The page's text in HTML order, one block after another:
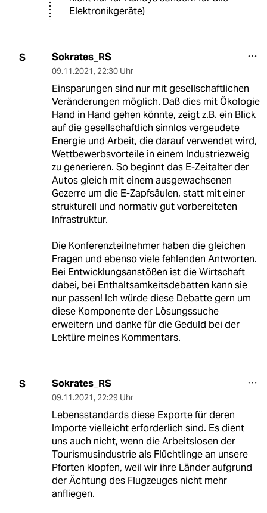
Elektronikgeräte)
S Sokrates_RS
09.11.2021, 22:30 Uhr
Einsparungen sind nur mit gesellschaftlichen
Veränderungen möglich. Daß dies mit Ökologie
Hand in Hand gehen könnte, zeigt z.B. ein Blick
auf die gesellschaftlich sinnlos vergeudete
Energie und Arbeit, die darauf verwendet wird,
Wettbewerbsvorteile in einem Industriezweig
zu generieren. So beginnt das E-Zeitalter der
Autos gleich mit einem ausgewachsenen
Gezerre um die E-Zapfsäulen, statt mit einer
strukturell und normativ gut vorbereiteten
Infrastruktur.
Die Konferenzteilnehmer haben die gleichen
Fragen und ebenso viele fehlenden Antworten.
Bei Entwicklungsanstößen ist die Wirtschaft
dabei, bei Enthaltsamkeitsdebatten kann sie
nur passen! Ich würde diese Debatte gern um
diese Komponente der Lösungssuche
erweitern und danke für die Geduld bei der
Lektüre meines Kommentars.
S Sokrates_RS
09.11.2021, 22:29 Uhr
Lebensstandards diese Exporte für deren
Importe vielleicht erforderlich sind. Es dient
uns auch nicht, wenn die Arbeitslosen der
Tourismusindustrie als Flüchtlinge an unsere
Pforten klopfen, weil wir ihre Länder aufgrund
der Ächtung des Flugzeuges nicht mehr
anfliegen.